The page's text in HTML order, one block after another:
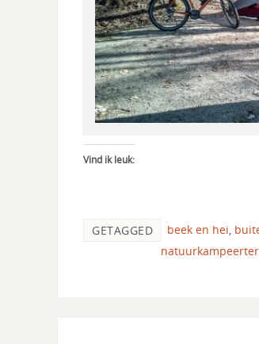
Vind ik leuk:
GETAGGED beek en hei